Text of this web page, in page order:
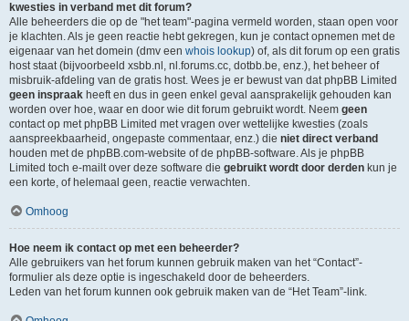
kwesties in verband met dit forum?
Alle beheerders die op de "het team"-pagina vermeld worden, staan open voor
je klachten. Als je geen reactie hebt gekregen, kun je contact opnemen met de
eigenaar van het domein (dmv een whois lookup) of, als dit forum op een gratis
host staat (bijvoorbeeld xsbb.nl, nl.forums.cc, dotbb.be, enz.), het beheer of
misbruik-afdeling van de gratis host. Wees je er bewust van dat phpBB Limited
geen inspraak heeft en dus in geen enkel geval aansprakelijk gehouden kan
worden over hoe, waar en door wie dit forum gebruikt wordt. Neem geen
contact op met phpBB Limited met vragen over wettelijke kwesties (zoals
aanspreekbaarheid, ongepaste commentaar, enz.) die niet direct verband
houden met de phpBB.com-website of de phpBB-software. Als je phpBB
Limited toch e-mailt over deze software die gebruikt wordt door derden kun je
een korte, of helemaal geen, reactie verwachten.
Omhoog
Hoe neem ik contact op met een beheerder?
Alle gebruikers van het forum kunnen gebruik maken van het “Contact”-
formulier als deze optie is ingeschakeld door de beheerders.
Leden van het forum kunnen ook gebruik maken van de “Het Team”-link.